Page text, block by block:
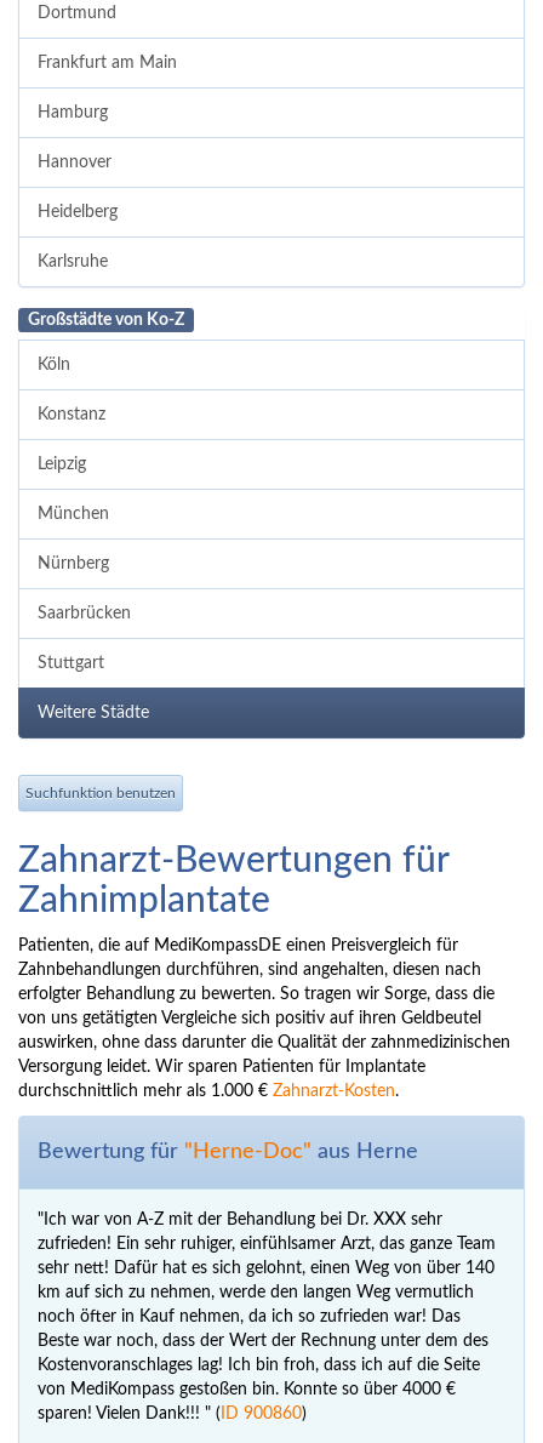
Dortmund
Frankfurt am Main
Hamburg
Hannover
Heidelberg
Karlsruhe
Großstädte von Ko-Z
Köln
Konstanz
Leipzig
München
Nürnberg
Saarbrücken
Stuttgart
Weitere Städte
Suchfunktion benutzen
Zahnarzt-Bewertungen für
Zahnimplantate
Patienten, die auf MediKompassDE einen Preisvergleich für
Zahnbehandlungen durchführen, sind angehalten, diesen nach
erfolgter Behandlung zu bewerten. So tragen wir Sorge, dass die
von uns getätigten Vergleiche sich positiv auf ihren Geldbeutel
auswirken, ohne dass darunter die Qualität der zahnmedizinischen
Versorgung leidet. Wir sparen Patienten für Implantate
durchschnittlich mehr als 1.000 € Zahnarzt-Kosten.
Bewertung für "Herne-Doc" aus Herne
"Ich war von A-Z mit der Behandlung bei Dr. XXX sehr
zufrieden! Ein sehr ruhiger, einfühlsamer Arzt, das ganze Team
sehr nett! Dafür hat es sich gelohnt, einen Weg von über 140
km auf sich zu nehmen, werde den langen Weg vermutlich
noch öfter in Kauf nehmen, da ich so zufrieden war! Das
Beste war noch, dass der Wert der Rechnung unter dem des
Kostenvoranschlages lag! Ich bin froh, dass ich auf die Seite
von MediKompass gestoßen bin. Konnte so über 4000 €
sparen! Vielen Dank!!! " ( ID 900860)